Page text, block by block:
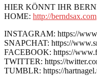
HIER KÖNNT IHR
HOME: http://berndsax.com
INSTAGRAM: https://
SNAPCHAT: https://
FACEBOOK: https://
TWITTER: https://
TUMBLR: https://